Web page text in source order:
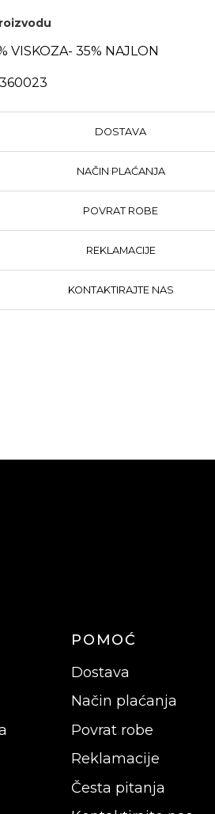
VISKOZA- 35% NAJLON
DOSTAVA
NAČIN PLAĆANJA
POVRAT ROBE
REKLAMACIJE
KONTAKTIRAJTE NAS
POMOĆ
Dostava
Način plaćanja
Povrat robe
Reklamacije
Česta pitanja